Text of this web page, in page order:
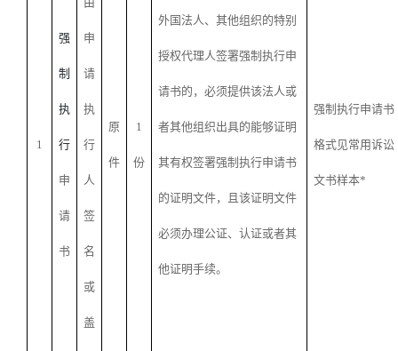
1
强
制
执
行
申
请
书
申
请
执
行
人
签
名
或
盖
原
件
1
份
外国法人、其他组织的特别
授权代理人签署强制执行申
请书的，必须提供该法人或
者其他组织出具的能够证明
其有权签署强制执行申请书
的证明文件，且该证明文件
必须办理公证、认证或者其
他证明手续。
强制执行申请书
格式见常用诉讼
文书样本*